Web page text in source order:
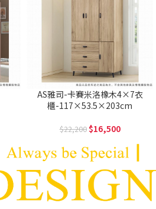
AS雅司-卡賽米洛橡木4×7衣
櫃-117×53.5×203cm
22,200 16,500